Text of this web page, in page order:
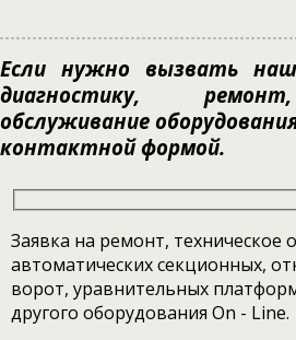
Если нужно вызвать
диагностику,
обслуживание
контактной формой.
Заявка на ремонт, техническое
автоматических секционных,
ворот, уравнительных
другого оборудования On - Line.